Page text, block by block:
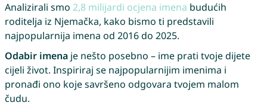
Analizirali smo 2,8 milijardi ocjena imena budućih
roditelja iz Njemačka, kako bismo ti predstavili
najpopularnija imena od 2016 do 2025.
Odabir imenaje nešto posebno – ime prati tvoje dijete
cijeli život. Inspiriraj se najpopularnijim imenima i
pronađi ono koje savršeno odgovara tvojem malom
čudu.